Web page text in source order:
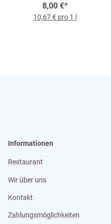
8,00 €*
10,67 € pro 1 l
Informationen
Restaurant
Wir über uns
Kontakt
Zahlungsmöglichkeiten